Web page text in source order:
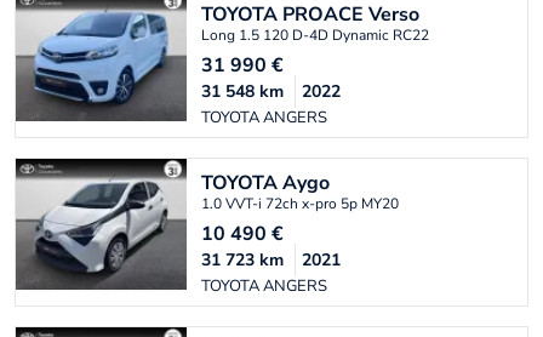
TOYOTA PROACE Verso
Long 1.5 120 D-4D Dynamic RC22
31 990 €
TOYOTA ANGERS
31 548 km 2022
TOYOTAAygo
1.0 VVT-i 72ch x-pro 5p MY20
10 490 €
TOYOTA ANGERS
31 723 km 2021